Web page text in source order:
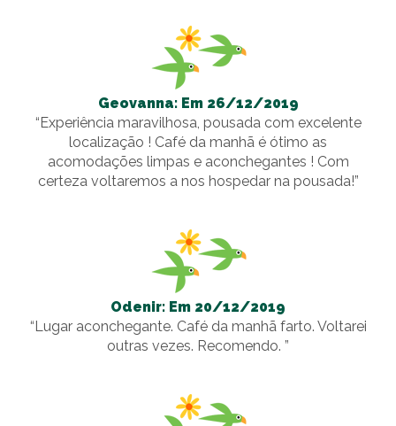
Geovanna: Em 26/12/2019
“Experiência maravilhosa, pousada com excelente
localização ! Café da manhã é ótimo as
acomodações limpas e aconchegantes ! Com
certeza voltaremos a nos hospedar na pousada!”
Odenir: Em 20/12/2019
“Lugar aconchegante. Café da manhã farto. Voltarei
outras vezes. Recomendo. ”